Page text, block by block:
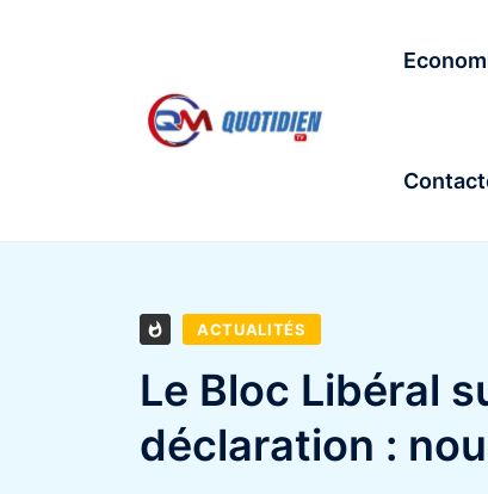
ACTUALITÉS
Le Bloc Libéral
déclaration :